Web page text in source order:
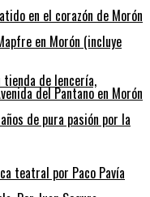
en el corazón de Morón
en Morón (incluye
tienda de lencería,
del Pantano en Morón
de pura pasión por la
teatral por Paco Pavía